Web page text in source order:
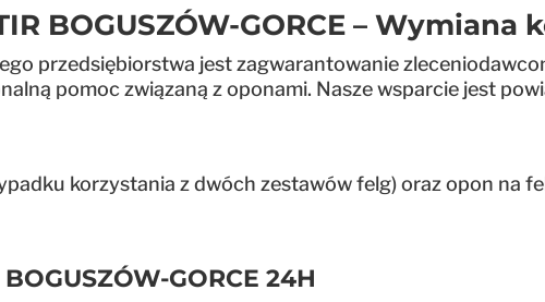
BOGUSZÓW-GORCE – Wymiana
przedsiębiorstwa jest zagwarantowanie
pomoc związaną z oponami. Nasze wsparcie jest
korzystania z dwóch zestawów felg) oraz opon na
GORCE 24H